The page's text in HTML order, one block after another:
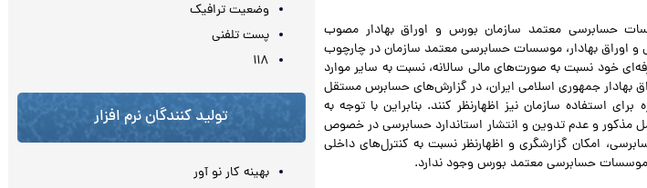
۹ دستورالعمل موسسات حسابرسی معتمد سازمان بورس و اوراق بهادار مصوب
۱۳۹۰ شورای عالی بورس و اوراق بهادار، موسسات حسابرسی معتمد سازمان در چارچوب
خود نسبت به صورت‌های مالی سالانه، نسبت به سایر موارد
ماده ۴۵ قانون بازار اوراق بهادار جمهوری اسلامی ایران، در گزارش‌های حسابرس مستقل
استفاده سازمان نیز اظهارنظر کنند. بنابراین با توجه به
مذکور و عدم تدوین و انتشار استاندارد حسابرسی در خصوص
امکان گزارشگری و اظهارنظر نسبت به کنترل‌های داخلی
حسابرسی معتمد بورس وجود ندارد.
وضعیت ترافیک
پست تلفنی
۱۱۸
تولید کنندگان نرم افزار
بهینه کار نو آور